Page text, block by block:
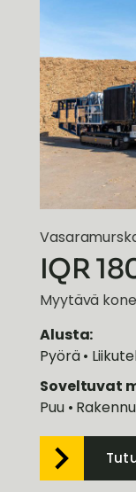
IQR
Myytävä
Alusta:
Pyörä •
Soveltuvat
Puu •